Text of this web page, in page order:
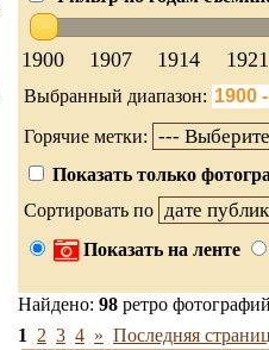
1900 1907 1914 1921
Выбранный диапазон:
Горячие метки:
Показать только
Сортировать по
Показать на ленте
Найдено: 98 ретро
1
2 3 4 » Последняя